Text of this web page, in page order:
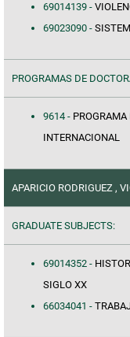
69014139 -
69023090 -
PROGRAMAS DE
9614 - PROGRAMA
INTERNACIONAL
APARICIO RODRIGUEZ ,
GRADUATE SUBJECTS:
69014352 -
SIGLO XX
66034041 -